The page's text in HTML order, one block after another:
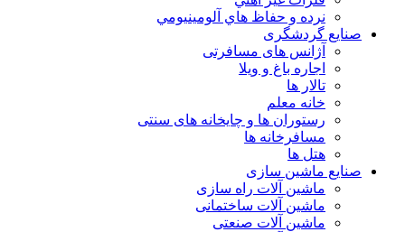
نرده و حفاظ هاي آلومينيومي
صنایع گردشگری
آژانس های مسافرتی
اجاره باغ و ویلا
تالار ها
خانه معلم
رستوران ها و چایخانه های سنتی
مسافرخانه ها
هتل ها
صنایع ماشین سازی
ماشین آلات راه سازی
ماشین آلات ساختمانی
ماشین آلات صنعتی